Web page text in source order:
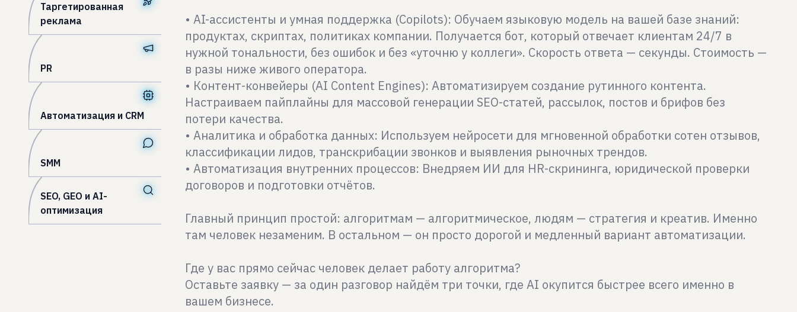
Таргетированная
реклама
PR
Автоматизация и CRM
SMM
SEO, GEO и AI-
оптимизация
• AI-ассистенты и умная поддержка (Copilots): Обучаем языковую модель на вашей базе знаний:
продуктах, скриптах, политиках компании. Получается бот, который отвечает клиентам 24/7 в
нужной тональности, без ошибок и без «уточню у коллеги». Скорость ответа — секунды. Стоимость —
в разы ниже живого оператора.
• Контент-конвейеры (AI Content Engines): Автоматизируем создание рутинного контента.
Настраиваем пайплайны для массовой генерации SEO-статей, рассылок, постов и брифов без
потери качества.
• Аналитика и обработка данных: Используем нейросети для мгновенной обработки сотен отзывов,
классификации лидов, транскрибации звонков и выявления рыночных трендов.
• Автоматизация внутренних процессов: Внедряем ИИ для HR-скрининга, юридической проверки
договоров и подготовки отчётов.
Главный принцип простой: алгоритмам — алгоритмическое, людям — стратегия и креатив. Именно
там человек незаменим. В остальном — он просто дорогой и медленный вариант автоматизации.
Где у вас прямо сейчас человек делает работу алгоритма?
Оставьте заявку — за один разговор найдём три точки, где AI окупится быстрее всего именно в
вашем бизнесе.